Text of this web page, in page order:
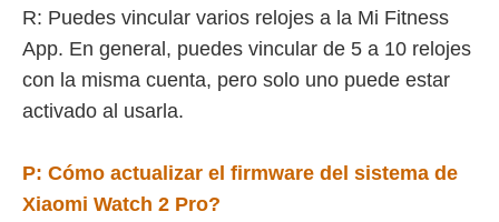
R: Puedes vincular varios relojes a la Mi Fitness
App. En general, puedes vincular de 5 a 10 relojes
con la misma cuenta, pero solo uno puede estar
activado al usarla.
P: Cómo actualizar el firmware del sistema de
Xiaomi Watch 2 Pro?